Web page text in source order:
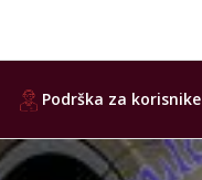
Podrška za korisnike